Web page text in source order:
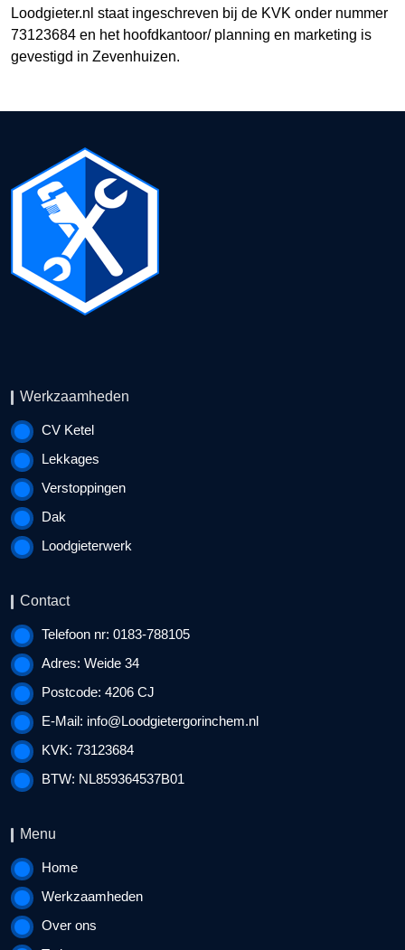
Loodgieter.nl staat ingeschreven bij de KVK onder nummer
73123684 en het hoofdkantoor/ planning en marketing is
gevestigd in Zevenhuizen.
Werkzaamheden
CV Ketel
Lekkages
Verstoppingen
Dak
Loodgieterwerk
Contact
Telefoon nr: 0183-788105
Adres: Weide 34
Postcode: 4206 CJ
E-Mail: info@Loodgietergorinchem.nl
KVK: 73123684
BTW: NL859364537B01
Menu
Home
Werkzaamheden
Over ons